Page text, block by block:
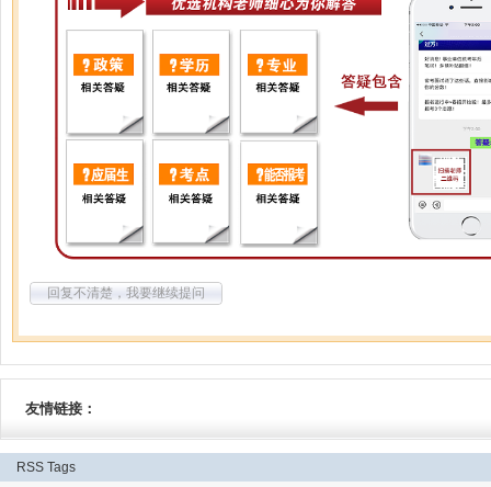
回复不清楚，我要继续提问
友情链接：
RSS Tags